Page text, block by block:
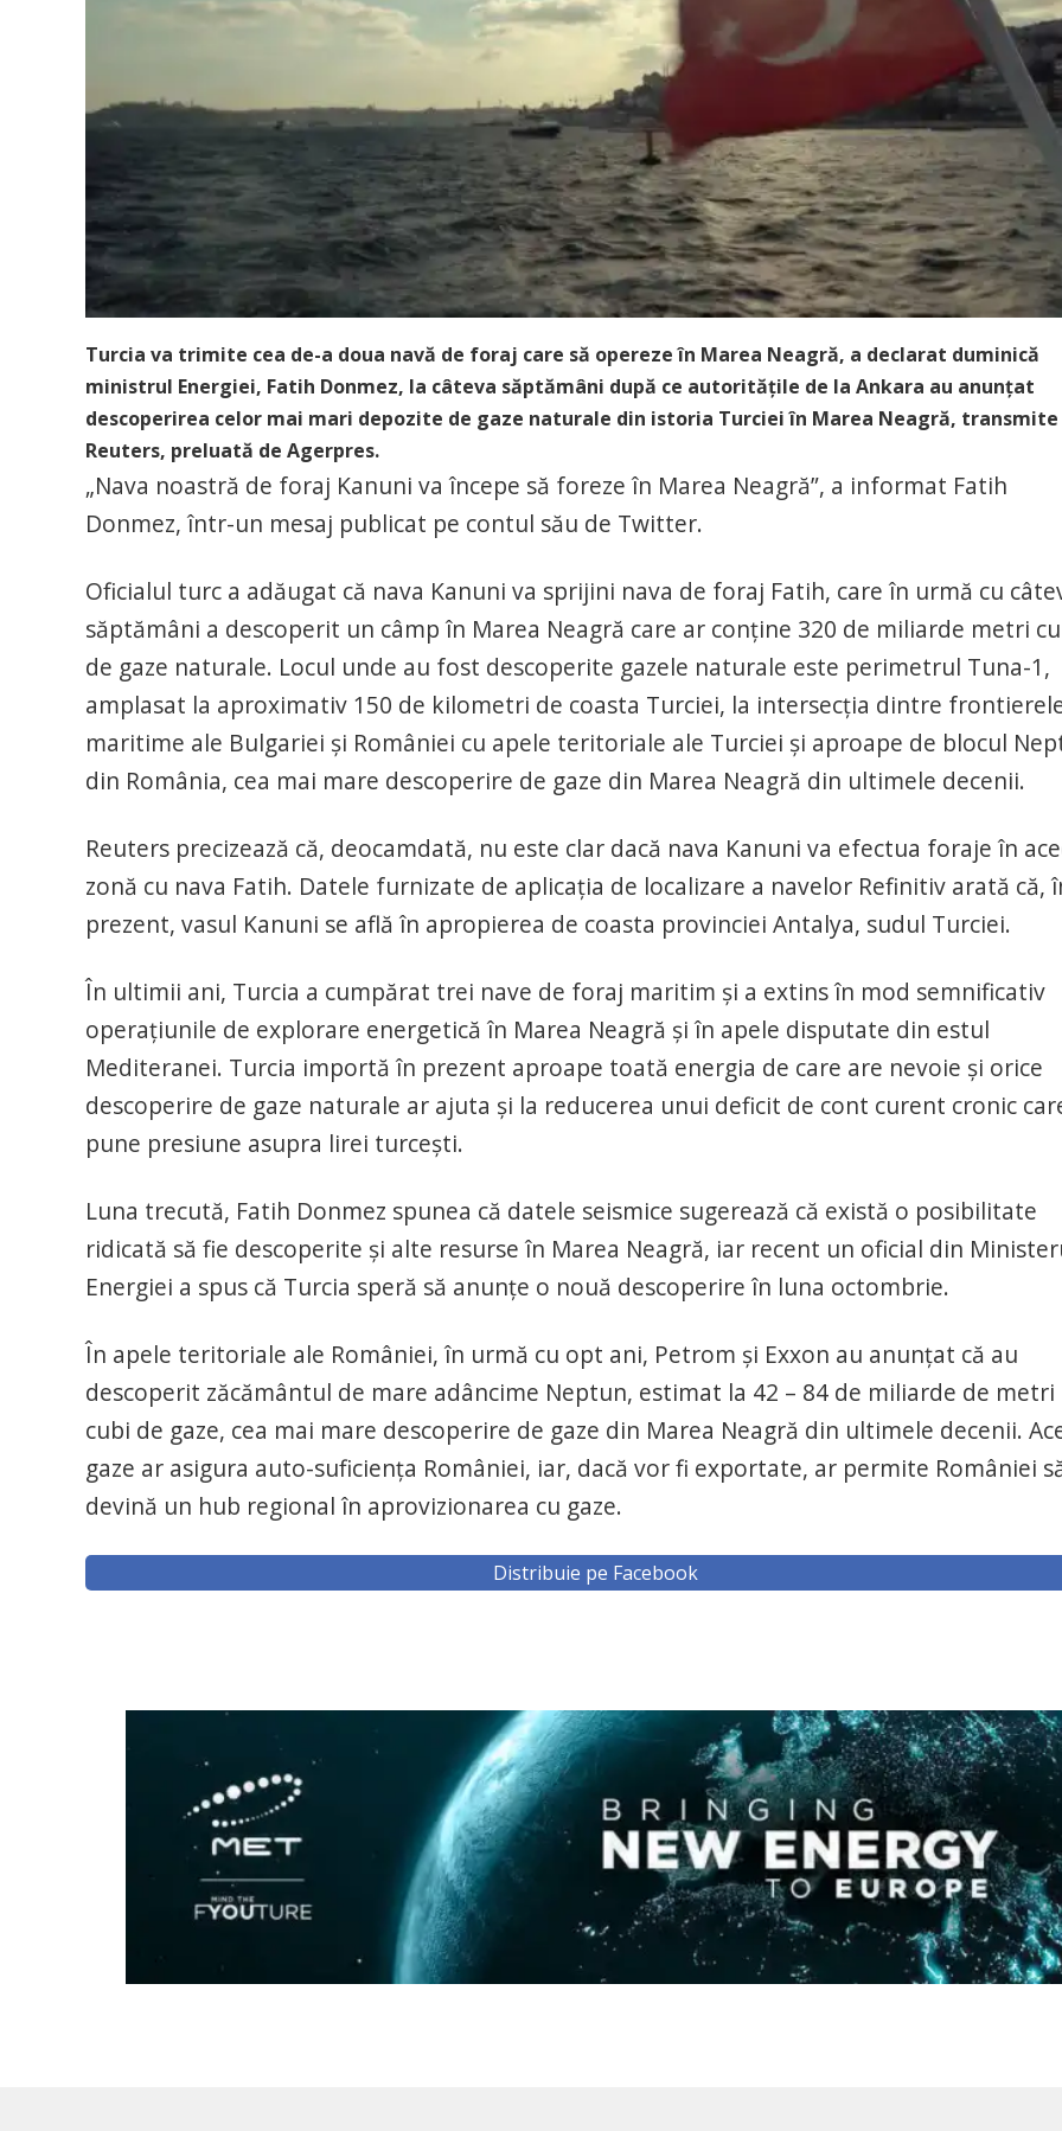
Turcia va trimite cea de-a doua navă de foraj care să opereze în Marea Neagră, a declarat duminică
ministrul Energiei, Fatih Donmez, la câteva săptămâni după ce autorităţile de la Ankara au anunţat
descoperirea celor mai mari depozite de gaze naturale din istoria Turciei în Marea Neagră, transmite
Reuters, preluată de Agerpres.
„Nava noastră de foraj Kanuni va începe să foreze în Marea Neagră”, a informat Fatih
Donmez, într-un mesaj publicat pe contul său de Twitter.
Oficialul turc a adăugat că nava Kanuni va sprijini nava de foraj Fatih, care în urmă cu
săptămâni a descoperit un câmp în Marea Neagră care ar conţine 320 de miliarde metri
de gaze naturale. Locul unde au fost descoperite gazele naturale este perimetrul Tuna-1,
amplasat la aproximativ 150 de kilometri de coasta Turciei, la intersecţia dintre
maritime ale Bulgariei şi României cu apele teritoriale ale Turciei şi aproape de blocul
din România, cea mai mare descoperire de gaze din Marea Neagră din ultimele decenii.
Reuters precizează că, deocamdată, nu este clar dacă nava Kanuni va efectua foraje în
zonă cu nava Fatih. Datele furnizate de aplicaţia de localizare a navelor Refinitiv arată că,
prezent, vasul Kanuni se află în apropierea de coasta provinciei Antalya, sudul Turciei.
În ultimii ani, Turcia a cumpărat trei nave de foraj maritim şi a extins în mod semnificativ
operaţiunile de explorare energetică în Marea Neagră şi în apele disputate din estul
Mediteranei. Turcia importă în prezent aproape toată energia de care are nevoie şi orice
descoperire de gaze naturale ar ajuta şi la reducerea unui deficit de cont curent cronic
pune presiune asupra lirei turceşti.
Luna trecută, Fatih Donmez spunea că datele seismice sugerează că există o posibilitate
ridicată să fie descoperite şi alte resurse în Marea Neagră, iar recent un oficial din
Energiei a spus că Turcia speră să anunţe o nouă descoperire în luna octombrie.
În apele teritoriale ale României, în urmă cu opt ani, Petrom şi Exxon au anunţat că au
descoperit zăcământul de mare adâncime Neptun, estimat la 42 – 84 de miliarde de metri
cubi de gaze, cea mai mare descoperire de gaze din Marea Neagră din ultimele decenii.
gaze ar asigura auto-suficienţa României, iar, dacă vor fi exportate, ar permite României
devină un hub regional în aprovizionarea cu gaze.
Distribuie pe Facebook